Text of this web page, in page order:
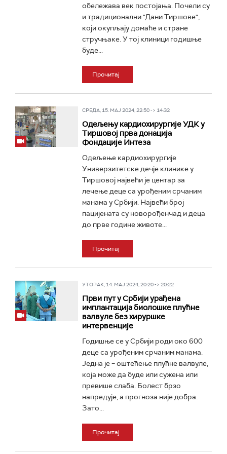
обележава век постојања. Почели су
и традиционални "Дани Тиршове",
који окупљају домаће и стране
стручњаке. У тој клиници годишње
буде...
Прочитај
СРЕДА, 15. МАЈ 2024, 22:50 -> 14:32
Одељењу кардиохирургије УДК у
Тиршовој прва донација
Фондације Интеза
Одељење кардиохирургије
Универзитетске дечје клинике у
Тиршовој највећи је центар за
лечење деце са урођеним срчаним
манама у Србији. Највећи број
пацијената су новорођенчад и деца
до прве године животе...
Прочитај
УТОРАК, 14. МАЈ 2024, 20:20 -> 20:22
Први пут у Србији урађена
имплантација биолошке плућне
валвуле без хируршке
интервенције
Годишње се у Србији роди око 600
деце са урођеним срчаним манама.
Једна је – оштећење плућне валвуле,
која може да буде или сужена или
превише слаба. Болест брзо
напредује, а прогноза није добра.
Зато...
Прочитај